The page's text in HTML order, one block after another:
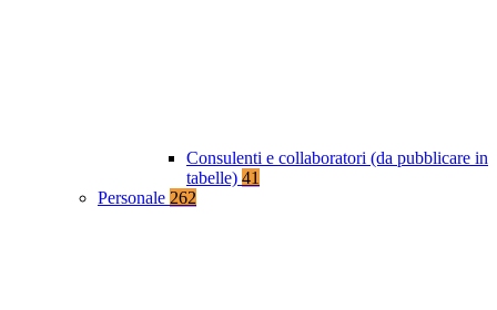
Consulenti e collaboratori (da pubblicare in
tabelle) 41
Personale 262